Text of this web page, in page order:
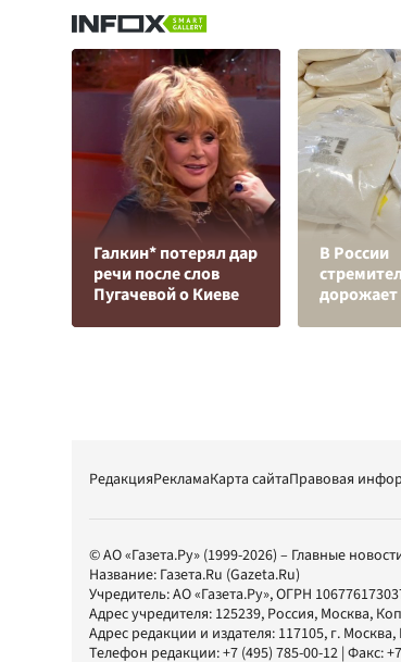
Галкин* потерял дар
речи после слов
Пугачевой о Киеве
В России
дорожает
РедакцияРекламаКарта сайтаПравовая
© АО «Газета.Ру» (1999-2026) – Главные
Название: Газета.Ru (Gazeta.Ru)
Учредитель:АО «Газета.Ру», ОГРН
Адрес учредителя: 125239, Россия, Москва,
Адрес редакции и издателя: 117105, г. Москва,
Телефон редакции:+7 (495) 785-00-12 | Факс: